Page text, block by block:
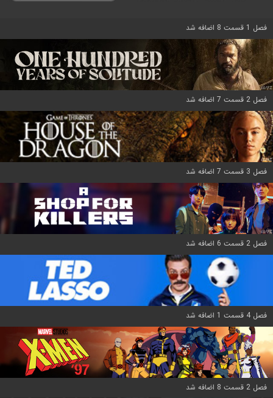
فصل 1 قسمت 8 اضافه شد
فصل 2 قسمت 7 اضافه شد
فصل 3 قسمت 7 اضافه شد
فصل 2 قسمت 6 اضافه شد
فصل 4 قسمت 1 اضافه شد
فصل 2 قسمت 8 اضافه شد